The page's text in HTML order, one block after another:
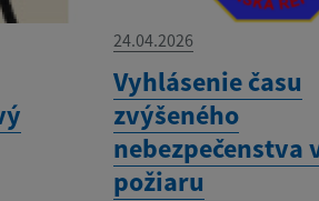
24.04.2026
Vyhlásenie času
zvýšeného
nebezpečenstva
požiaru